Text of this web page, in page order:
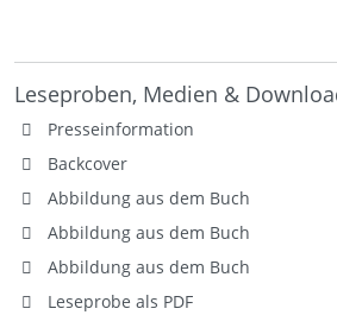
Leseproben, Medien &
Presseinformation
Backcover
Abbildung aus dem Buch
Abbildung aus dem Buch
Abbildung aus dem Buch
Leseprobe als PDF